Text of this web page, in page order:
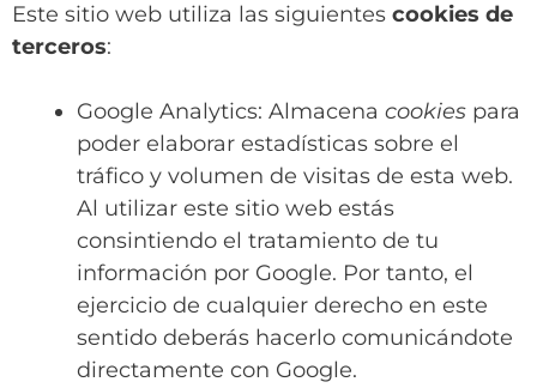
Este sitio web utiliza las siguientes cookies de
terceros:
Google Analytics: Almacena cookies para
poder elaborar estadísticas sobre el
tráfico y volumen de visitas de esta web.
Al utilizar este sitio web estás
consintiendo el tratamiento de tu
información por Google. Por tanto, el
ejercicio de cualquier derecho en este
sentido deberás hacerlo comunicándote
directamente con Google.